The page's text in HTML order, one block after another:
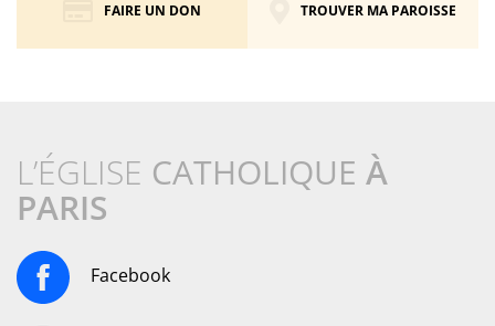
FAIRE UN DON TROUVER MA PAROISSE
L’ÉGLISE CATHOLIQUE À
PARIS
Facebook